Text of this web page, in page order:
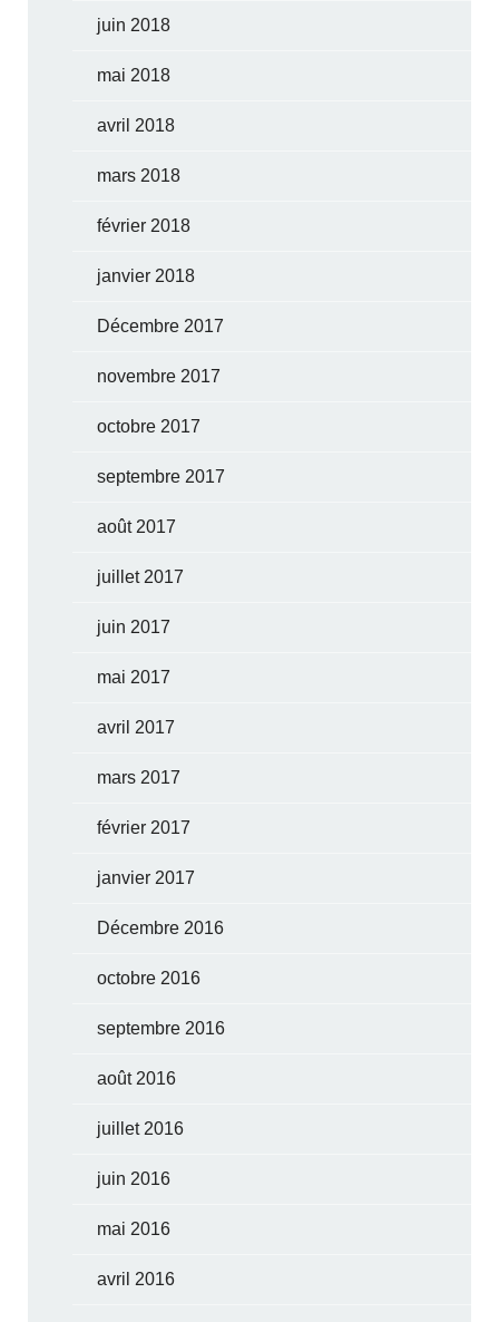
juin 2018
mai 2018
avril 2018
mars 2018
février 2018
janvier 2018
Décembre 2017
novembre 2017
octobre 2017
septembre 2017
août 2017
juillet 2017
juin 2017
mai 2017
avril 2017
mars 2017
février 2017
janvier 2017
Décembre 2016
octobre 2016
septembre 2016
août 2016
juillet 2016
juin 2016
mai 2016
avril 2016